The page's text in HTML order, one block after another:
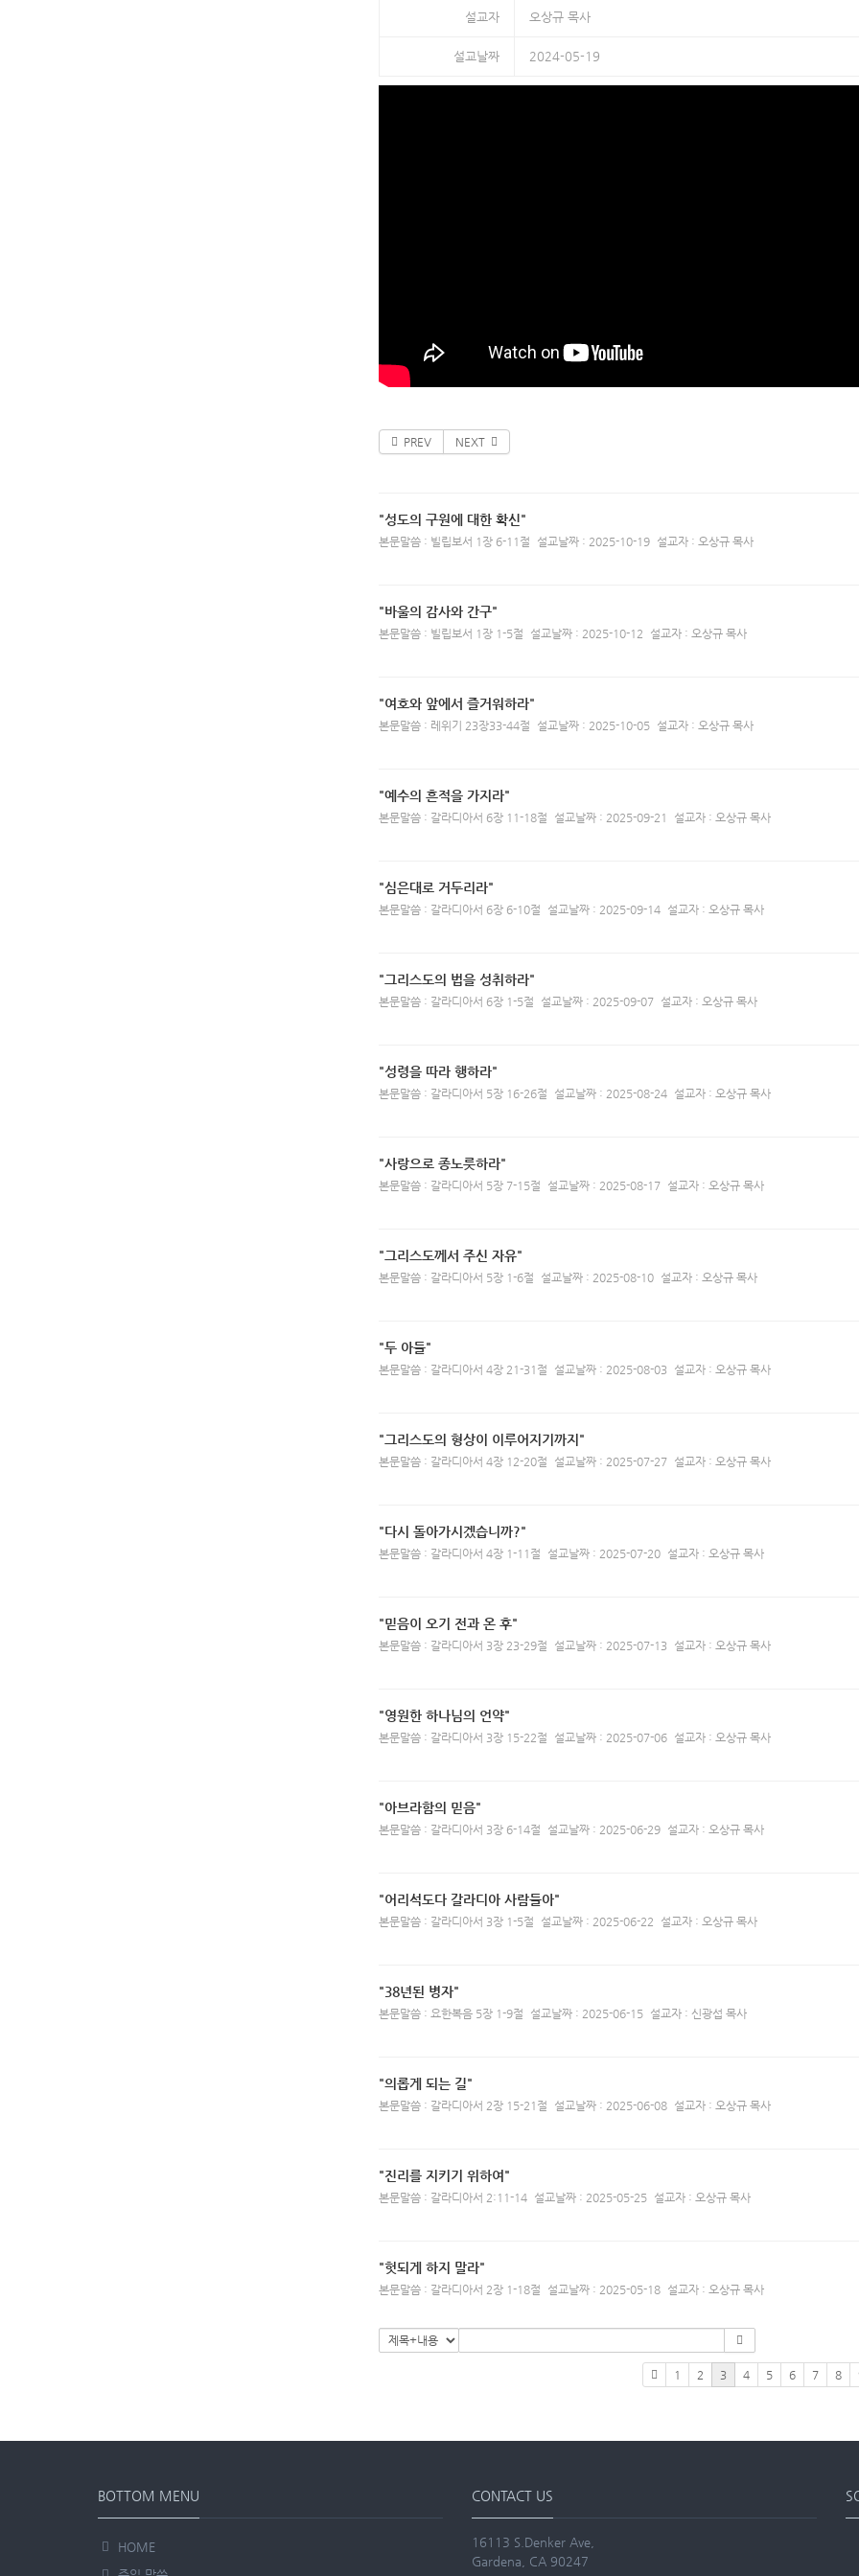
설교자 오상규 목사
설교날짜 2024-05-19
PREV NEXT
"성도의 구원에 대한 확신"
본문말씀 : 빌립보서 1장 6-11절 설교날짜 : 2025-10-19 설교자 : 오상규 목사
"바울의 감사와 간구"
본문말씀 : 빌립보서 1장 1-5절 설교날짜 : 2025-10-12 설교자 : 오상규 목사
"여호와 앞에서 즐거워하라"
본문말씀 : 레위기 23장33-44절 설교날짜 : 2025-10-05 설교자 : 오상규 목사
"예수의 흔적을 가지라"
본문말씀 : 갈라디아서 6장 11-18절 설교날짜 : 2025-09-21 설교자 : 오상규 목사
"심은대로 거두리라"
본문말씀 : 갈라디아서 6장 6-10절 설교날짜 : 2025-09-14 설교자 : 오상규 목사
"그리스도의 법을 성취하라"
본문말씀 : 갈라디아서 6장 1-5절 설교날짜 : 2025-09-07 설교자 : 오상규 목사
"성령을 따라 행하라"
본문말씀 : 갈라디아서 5장 16-26절 설교날짜 : 2025-08-24 설교자 : 오상규 목사
"사랑으로 종노릇하라"
본문말씀 : 갈라디아서 5장 7-15절 설교날짜 : 2025-08-17 설교자 : 오상규 목사
"그리스도께서 주신 자유"
본문말씀 : 갈라디아서 5장 1-6절 설교날짜 : 2025-08-10 설교자 : 오상규 목사
"두 아들"
본문말씀 : 갈라디아서 4장 21-31절 설교날짜 : 2025-08-03 설교자 : 오상규 목사
"그리스도의 형상이 이루어지기까지"
본문말씀 : 갈라디아서 4장 12-20절 설교날짜 : 2025-07-27 설교자 : 오상규 목사
"다시 돌아가시겠습니까?"
본문말씀 : 갈라디아서 4장 1-11절 설교날짜 : 2025-07-20 설교자 : 오상규 목사
"믿음이 오기 전과 온 후"
본문말씀 : 갈라디아서 3장 23-29절 설교날짜 : 2025-07-13 설교자 : 오상규 목사
"영원한 하나님의 언약"
본문말씀 : 갈라디아서 3장 15-22절 설교날짜 : 2025-07-06 설교자 : 오상규 목사
"아브라함의 믿음"
본문말씀 : 갈라디아서 3장 6-14절 설교날짜 : 2025-06-29 설교자 : 오상규 목사
"어리석도다 갈라디아 사람들아"
본문말씀 : 갈라디아서 3장 1-5절 설교날짜 : 2025-06-22 설교자 : 오상규 목사
"38년된 병자"
본문말씀 : 요한복음 5장 1-9절 설교날짜 : 2025-06-15 설교자 : 신광섭 목사
"의롭게 되는 길"
본문말씀 : 갈라디아서 2장 15-21절 설교날짜 : 2025-06-08 설교자 : 오상규 목사
"진리를 지키기 위하여"
본문말씀 : 갈라디아서 2:11-14 설교날짜 : 2025-05-25 설교자 : 오상규 목사
"헛되게 하지 말라"
본문말씀 : 갈라디아서 2장 1-18절 설교날짜 : 2025-05-18 설교자 : 오상규 목사
1 2 3 4 5 6 7 8
BOTTOM MENU
HOME
CONTACT US
16113 S.Denker Ave,
Gardena, CA 90247